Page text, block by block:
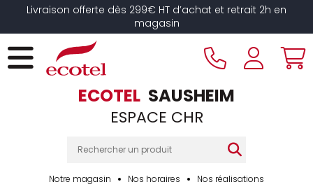
Livraison offerte dès 299€ HT d’achat et retrait 2h en
magasin
ECOTEL SAUSHEIM
ESPACE CHR
Notre magasin Nos horaires Nos réalisations
Panneau de gestion des cookies